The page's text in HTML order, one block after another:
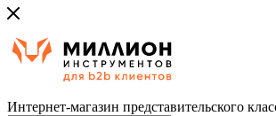
Интернет-магазин представительского